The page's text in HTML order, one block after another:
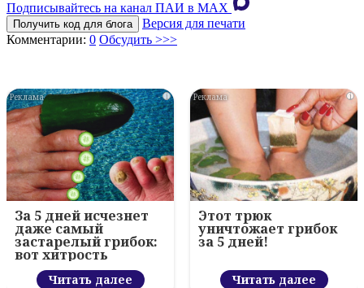
Подписывайтесь на канал ПАИ в MAХ
Получить код для блога
Версия для печати
Комментарии: 0 Обсудить >>>
i
За 5 дней исчезнет
даже самый
застарелый грибок:
вот хитрость
Читать далее
i
Этот трюк
уничтожает грибок
за 5 дней!
Читать далее